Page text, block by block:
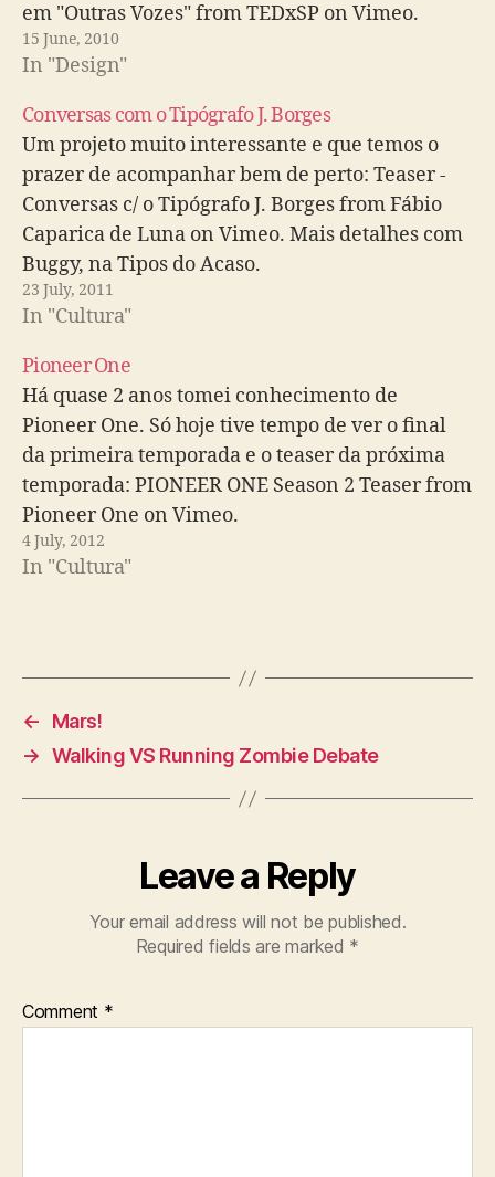
em "Outras Vozes" from TEDxSP on Vimeo.
15 June, 2010
In "Design"
Conversas com o Tipógrafo J. Borges
Um projeto muito interessante e que temos o
prazer de acompanhar bem de perto: Teaser -
Conversas c/ o Tipógrafo J. Borges from Fábio
Caparica de Luna on Vimeo. Mais detalhes com
Buggy, na Tipos do Acaso.
23 July, 2011
In "Cultura"
Pioneer One
Há quase 2 anos tomei conhecimento de
Pioneer One. Só hoje tive tempo de ver o final
da primeira temporada e o teaser da próxima
temporada: PIONEER ONE Season 2 Teaser from
Pioneer One on Vimeo.
4 July, 2012
In "Cultura"
←
Mars!
→ Walking VS Running Zombie Debate
Leave a Reply
Your email address will not be published.
Required fields are marked *
Comment *